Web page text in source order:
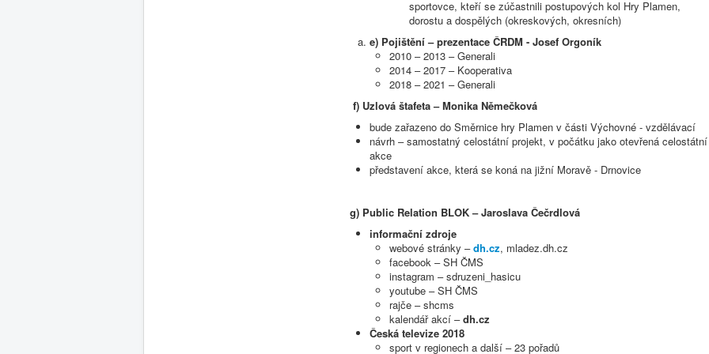
sportovce, kteří se zúčastnili postupových kol Hry Plamen,
dorostu a dospělých (okreskových, okresních)
e) Pojištění – prezentace ČRDM - Josef Orgoník
2010 – 2013 – Generali
2014 – 2017 – Kooperativa
2018 – 2021 – Generali
f) Uzlová štafeta – Monika Němečková
bude zařazeno do Směrnice hry Plamen v části Výchovné - vzdělávací
návrh – samostatný celostátní projekt, v počátku jako otevřená celostátní
akce
představení akce, která se koná na jižní Moravě - Drnovice
g) Public Relation BLOK – Jaroslava Čečrdlová
informační zdroje
webové stránky –dh.cz, mladez.dh.cz
facebook – SH ČMS
instagram – sdruzeni_hasicu
youtube – SH ČMS
rajče – shcms
kalendář akcí –dh.cz
Česká televize 2018
sport v regionech a další – 23 pořadů